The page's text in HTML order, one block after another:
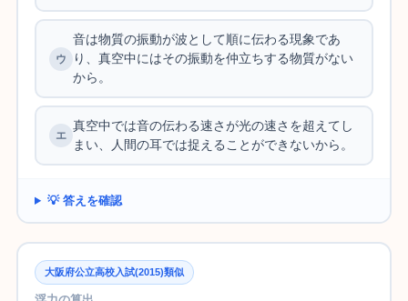
音は物質の振動が波として順に伝わる現象であ
り、真空中にはその振動を仲立ちする物質がない
から。
真空中では音の伝わる速さが光の速さを超えてし
まい、人間の耳では捉えることができないから。
💡 答えを確認
大阪府公立高校入試(2015)類似